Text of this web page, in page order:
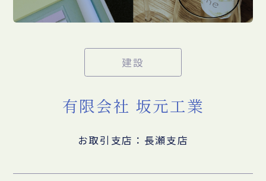
建設
有限会社 坂元工業
お取引支店：長瀬支店